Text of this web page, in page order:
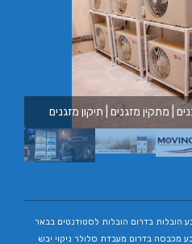
| מתקין מזגנים | תיקון מזגנים
בדרום הובלות לסטודנטים בבאר
בדרום מעבדת סלולר ניקוי יבש